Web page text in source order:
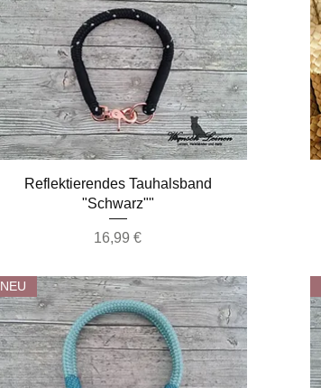
Schnellansicht
Reflektierendes Tauhalsband
"Schwarz""
Preis
16,99 €
NEU